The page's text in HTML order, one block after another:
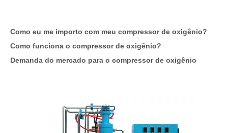
Como eu me importo com meu compressor de oxigênio?
Como funciona o compressor de oxigênio?
Demanda do mercado para o compressor de oxigênio